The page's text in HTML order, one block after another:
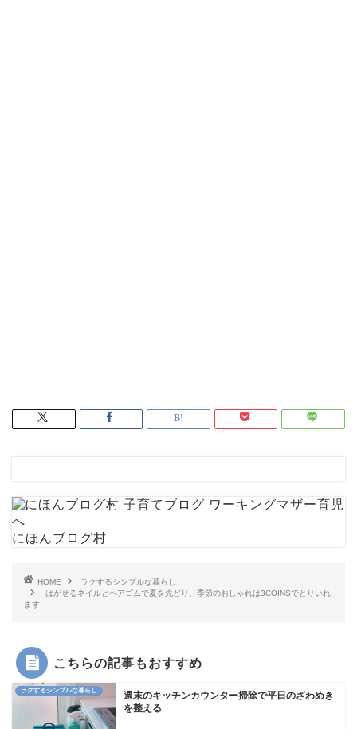
にほんブログ村
HOME
ラクするシンプルな暮らし
はがせるネイルとヘアゴムで夏を先どり。季節のおしゃれは3COINSでとりいれ
ます
こちらの記事もおすすめ
ラクするシンプルな暮らし
週末のキッチンカウンター掃除で平日のざわめき
を整える